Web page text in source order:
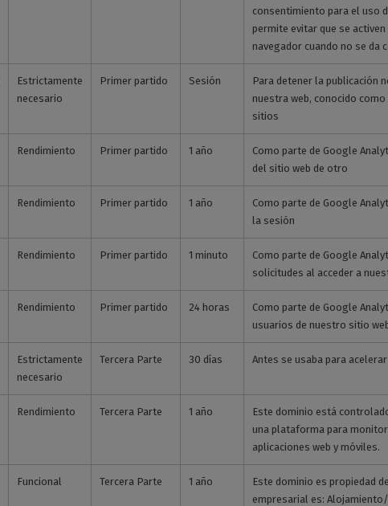
consentimiento para el uso
permite evitar que se
navegador cuando no se da
Estrictamente
necesario
Primer partido Sesión
Para detener la publicación
nuestra web, conocido
sitios
Rendimiento Primer partido 1 año
Como parte de Google
del sitio web de otro
Rendimiento Primer partido 1 año
Como parte de Google
la sesión
Rendimiento Primer partido 1 minuto
Como parte de Google
solicitudes al acceder a
Rendimiento Primer partido 24 horas
Como parte de Google
usuarios de nuestro sitio
Estrictamente
necesario
Tercera Parte 30 días Antes se usaba para
Rendimiento Tercera Parte 1 año
Este dominio está
una plataforma para
aplicaciones web y móviles.
Funcional Tercera Parte 1 año
Este dominio es propiedad
empresarial es: